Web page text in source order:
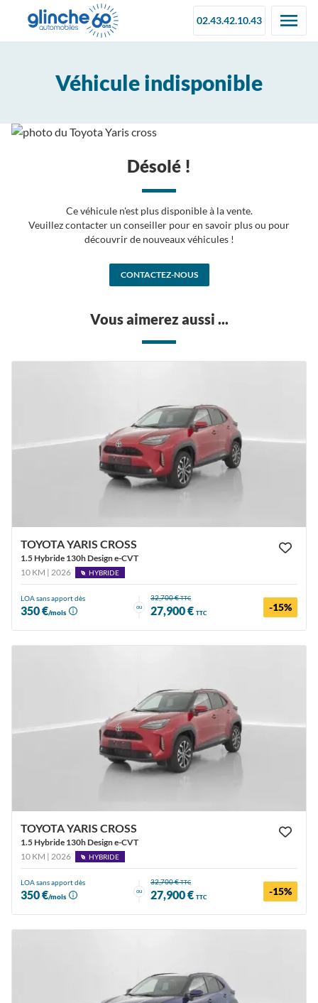
02.43.42.10.43
Véhicule indisponible
Désolé !
Ce véhicule n'est plus disponible à la vente.
Veuillez contacter un conseiller pour en savoir plus ou pour
découvrir de nouveaux véhicules !
CONTACTEZ-NOUS
Vous aimerez aussi ...
TOYOTA YARIS CROSS
1.5 Hybride 130h Design e-CVT
10 KM | 2026
HYBRIDE
LOA sans apport dès
350 €/mois
ou
32,700 €TTC
27,900 € TTC -15%
TOYOTA YARIS CROSS
1.5 Hybride 130h Design e-CVT
10 KM | 2026
HYBRIDE
LOA sans apport dès
350 €/mois
ou
32,700 €TTC
27,900 € TTC -15%